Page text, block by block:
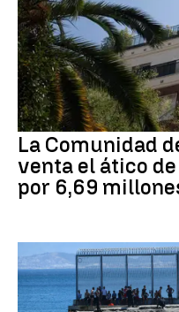
La Comunidad
venta el ático
por 6,69